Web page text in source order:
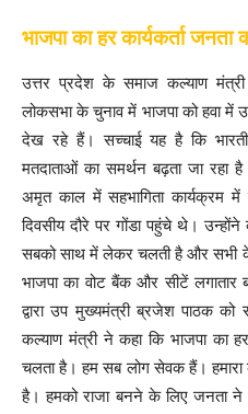
भाजपा का हर कार्यकर्ता
उत्तर प्रदेश के समाज कल्याण
लोकसभा के चुनाव में भाजपा को हवा में उड़
देख रहे हैं। सच्चाई यह है कि
मतदाताओं का समर्थन बढ़ता जा रहा
अमृत काल में सहभागिता कार्यक्रम
दिवसीय दौरे पर गोंडा पहुंचे थे। उन्होंने
सबको साथ में लेकर चलती है और सभी के
भाजपा का वोट बैंक और सीटें लगातार
द्वारा उप मुख्यमंत्री ब्रजेश पाठक
कल्याण मंत्री ने कहा कि भाजपा का
चलता है। हम सब लोग सेवक हैं। हमारा
है। हमको राजा बनने के लिए जनता